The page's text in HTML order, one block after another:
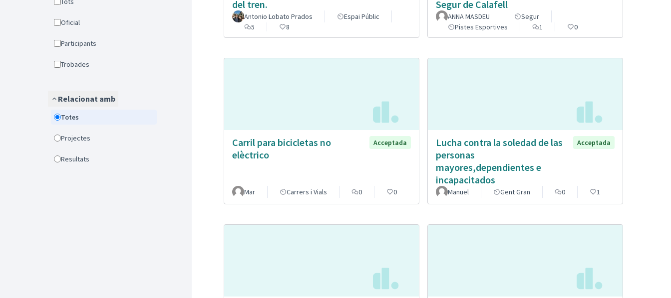
Oficial
Participants
Trobades
Relacionat amb
Totes
Projectes
Resultats
del tren.
Antonio Lobato Prados
Espai Públic
5
8
Segur de Calafell
ANNA MASDEU
Segur
Pistes Esportives
1 0
Carril para bicicletas no
elèctrico
Acceptada
Mar Carrers i Vials 0 0
Lucha contra la soledad de las
personas
mayores,dependientes e
incapacitados
Acceptada
Manuel Gent Gran 0 1